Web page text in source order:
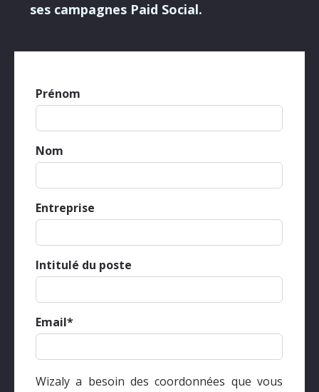
ses campagnes Paid Social.
Prénom
Nom
Entreprise
Intitulé du poste
Email*
Wizaly a besoin des coordonnées que vous